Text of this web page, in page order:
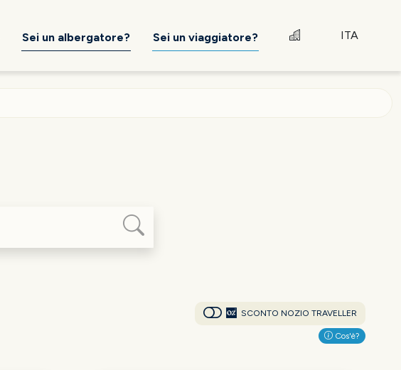
Sei un albergatore? Sei un viaggiatore? ITA
SCONTO NOZIO TRAVELLER
Cos'è?